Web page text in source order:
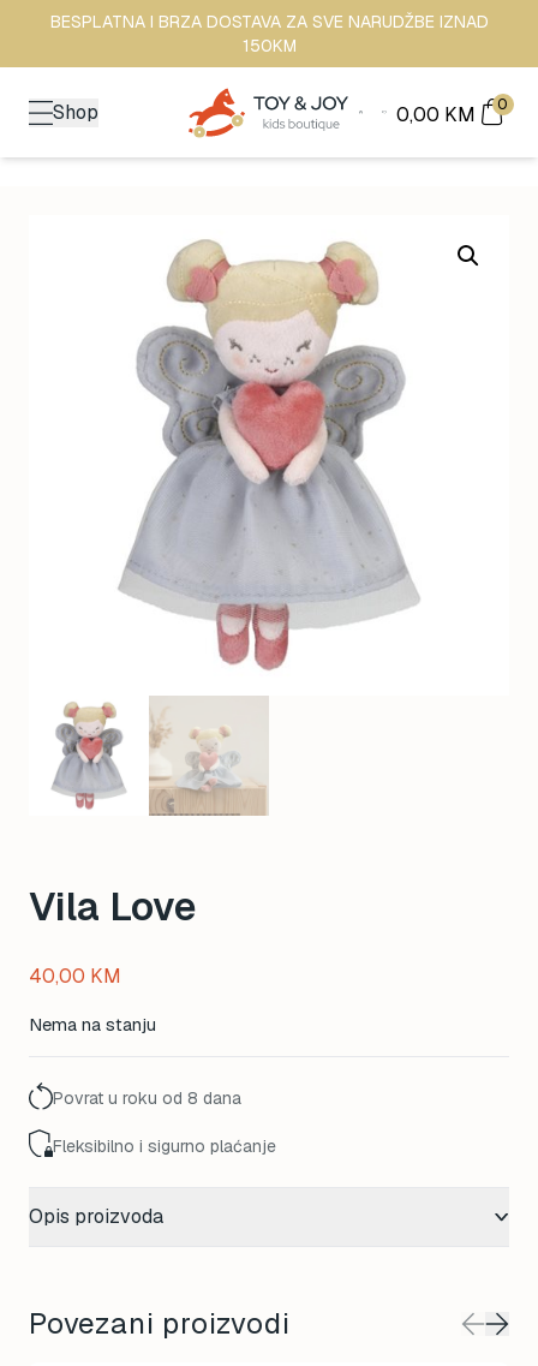
BESPLATNA I BRZA DOSTAVA ZA SVE NARUDŽBE IZNAD
150KM
Shop 0,00 KM 0
Vila Love
40,00 KM
Nema na stanju
Povrat u roku od 8 dana
Fleksibilno i sigurno plaćanje
Opis proizvoda
Povezani proizvodi